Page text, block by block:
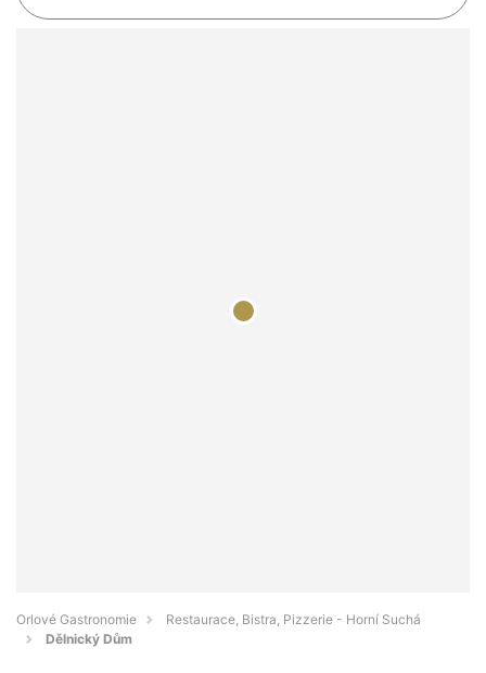
Orlové Gastronomie
Restaurace, Bistra, Pizzerie - Horní Suchá
Dělnický Dům